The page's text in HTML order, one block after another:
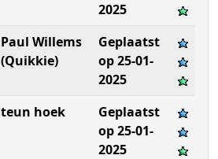
2025
Paul Willems
(Quikkie)
Geplaatst
op 25-01-
2025
teun hoek
Geplaatst
op 25-01-
2025